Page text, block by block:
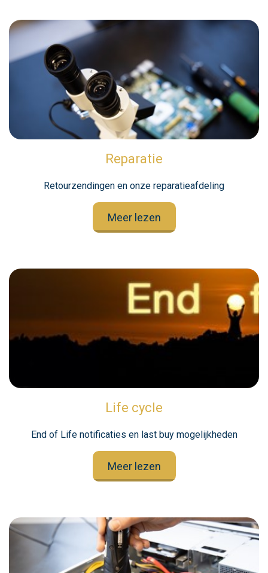
Reparatie
Retourzendingen en onze reparatieafdeling
Meer lezen
Life cycle
End of Life notificaties en last buy mogelijkheden
Meer lezen